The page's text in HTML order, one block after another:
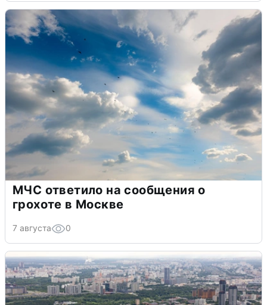
МЧС ответило на сообщения о
грохоте в Москве
7 августа 0